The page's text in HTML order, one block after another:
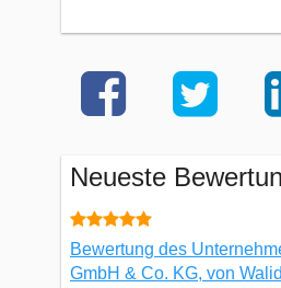
Neueste
Bewertung des
GmbH & Co. KG, von